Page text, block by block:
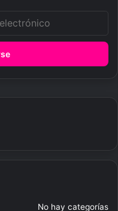
No hay categorías